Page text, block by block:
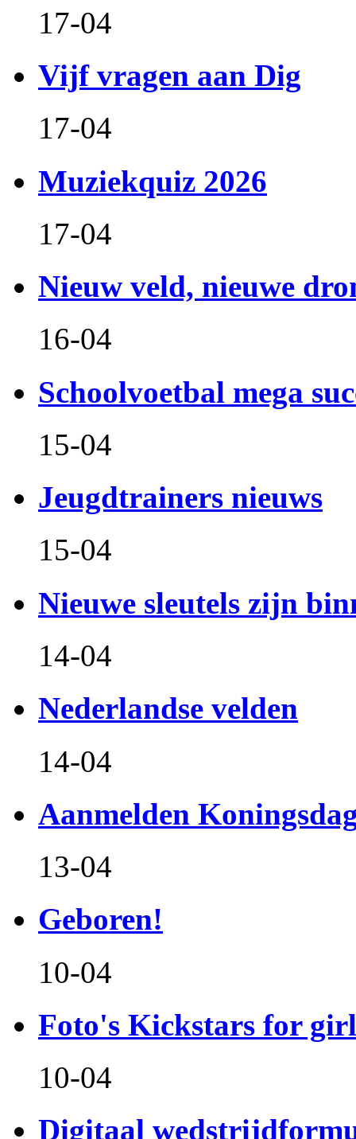
17-04
Vijf vragen aan Dig
17-04
Muziekquiz 2026
17-04
Nieuw veld, nieuwe
16-04
Schoolvoetbal mega
15-04
Jeugdtrainers nieuws
15-04
Nieuwe sleutels zijn
14-04
Nederlandse velden
14-04
Aanmelden
13-04
Geboren!
10-04
Foto's Kickstars for
10-04
Digitaal